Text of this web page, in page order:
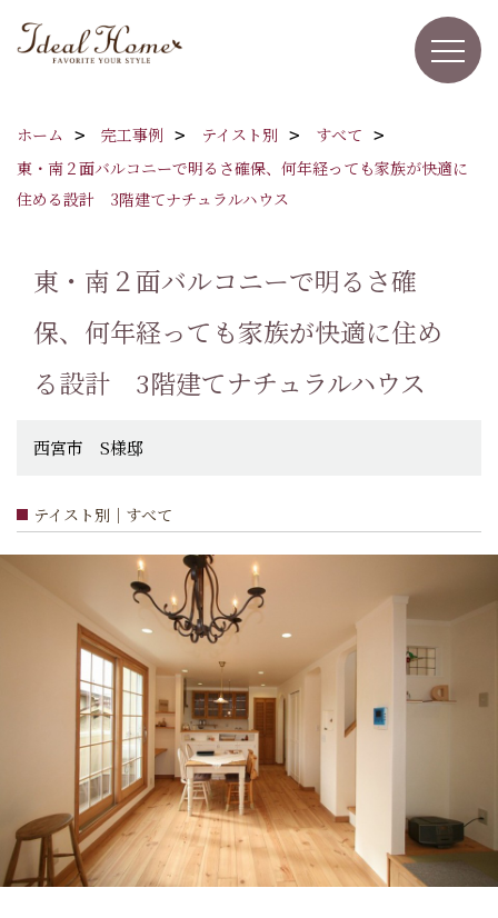
ホーム 完工事例 テイスト別
すべて
東・南２面バルコニーで明るさ確保、何年経っても家族が快適に
住める設計 3階建てナチュラルハウス
東・南２面バルコニーで明るさ確
保、何年経っても家族が快適に住め
る設計 3階建てナチュラルハウス
西宮市 S様邸
テイスト別｜すべて